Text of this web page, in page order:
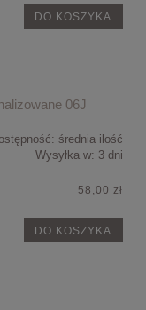
DO KOSZYKA
06J
średnia ilość
Wysyłka w: 3 dni
58,00 zł
DO KOSZYKA